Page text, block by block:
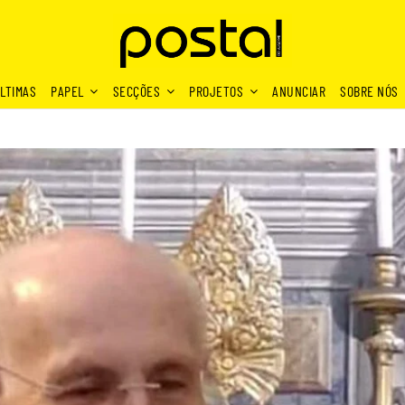
PAPEL SECÇÕES PROJETOS ANUNCIAR SOBRE NÓS